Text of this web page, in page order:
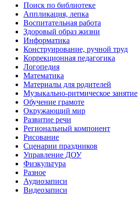
Поиск по библиотеке
Аппликация, лепка
Воспитательная работа
Здоровый образ жизни
Информатика
Конструирование, ручной труд
Коррекционная педагогика
Логопедия
Математика
Материалы для родителей
Музыкально-ритмическое занятие
Обучение грамоте
Окружающий мир
Развитие речи
Региональный компонент
Рисование
Сценарии праздников
Управление ДОУ
Физкультура
Разное
Аудиозаписи
Видеозаписи